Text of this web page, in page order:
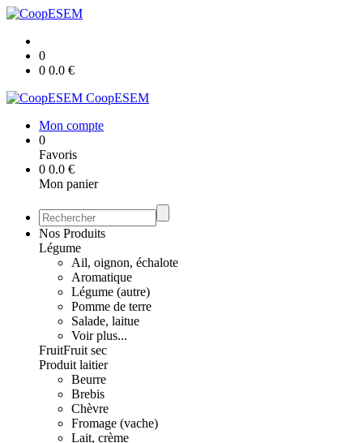
0
0 0.0 €
CoopESEM
Mon compte
0
Favoris
0 0.0 €
Mon panier
Nos Produits
Légume
Ail, oignon, échalote
Aromatique
Légume (autre)
Pomme de terre
Salade, laitue
Voir plus...
FruitFruit sec
Produit laitier
Beurre
Brebis
Chèvre
Fromage (vache)
Lait, crème